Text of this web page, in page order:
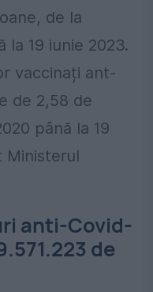
de la
19 iunie 2023.
vaccinați ant-
de 2,58 de
până la 19
Ministerul
anti-Covid-
de